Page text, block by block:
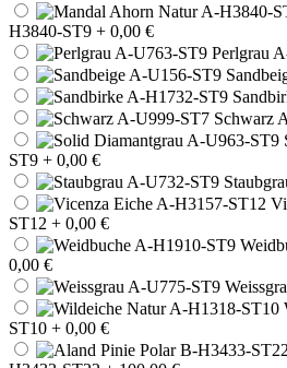
H3840-ST9 + 0,00 €
Perlgrau
Schwarz
ST9 + 0,00 €
ST12 + 0,00 €
0,00 €
ST10 + 0,00 €